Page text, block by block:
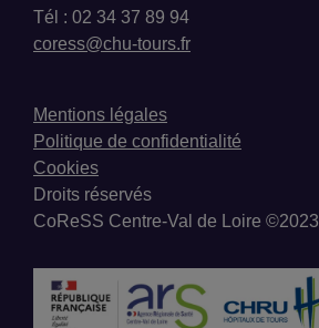
Tél : 02 34 37 89 94
coress@chu-tours.fr
Mentions légales
Politique de confidentialité
Cookies
Droits réservés
CoReSS Centre-Val de Loire ©2023